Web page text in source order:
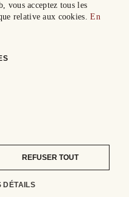
vous acceptez tous les
relative aux cookies.En
REFUSER TOUT
DÉTAILS